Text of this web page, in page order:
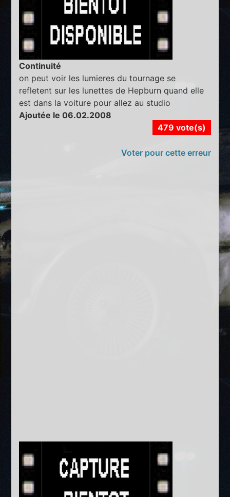
Continuité
on peut voir les lumieres du tournage se
refletent sur les lunettes de Hepburn quand elle
est dans la voiture pour allez au studio
Ajoutée le 06.02.2008
479 vote(s)
Voter pour cette erreur